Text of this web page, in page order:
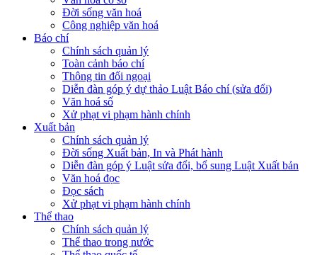
Đời sống văn hoá
Công nghiệp văn hoá
Báo chí
Chính sách quản lý
Toàn cảnh báo chí
Thông tin đối ngoại
Diễn đàn góp ý dự thảo Luật Báo chí (sửa đổi)
Văn hoá số
Xử phạt vi phạm hành chính
Xuất bản
Chính sách quản lý
Đời sống Xuất bản, In và Phát hành
Diễn đàn góp ý Luật sửa đổi, bổ sung Luật Xuất bản
Văn hoá đọc
Đọc sách
Xử phạt vi phạm hành chính
Thể thao
Chính sách quản lý
Thể thao trong nước